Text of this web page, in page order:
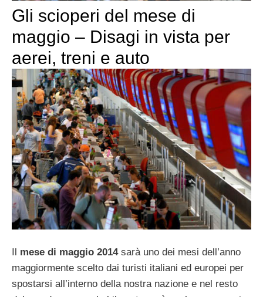
Gli scioperi del mese di
maggio – Disagi in vista per
aerei, treni e auto
mese di maggio 2014sarà uno dei mesi dell’anno
maggiormente scelto dai turisti italiani ed europei per
spostarsi all’interno della nostra nazione e nel resto